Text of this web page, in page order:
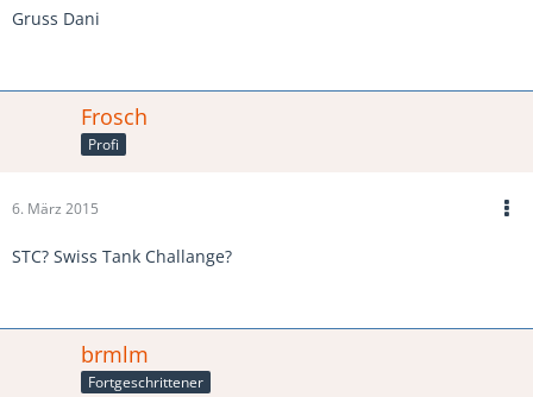
Gruss Dani
Frosch
Profi
6. März 2015
STC? Swiss Tank Challange?
brmlm
Fortgeschrittener